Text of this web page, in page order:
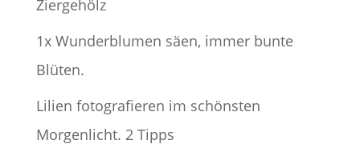
Ziergehölz
1x Wunderblumen säen, immer bunte
Blüten.
Lilien fotografieren im schönsten
Morgenlicht. 2 Tipps